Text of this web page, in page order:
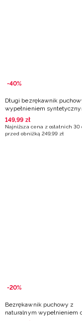
-40%
Długi bezrękawnik
wypełnieniem
damski - czarny
149,99 zł
Najniższa cena z ostatnich 30
przed obniżką 249,99 zł
-20%
Bezrękawnik puchowy z
naturalnym wypełnieniem